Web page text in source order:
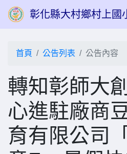
彰化縣大村鄉村上國
首頁 公告列表 公告內容
轉知彰師大
心進駐廠商
育有限公司